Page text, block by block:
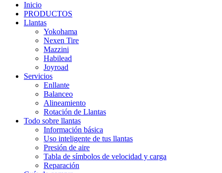
Inicio
PRODUCTOS
Llantas
Yokohama
Nexen Tire
Mazzini
Habilead
Joyroad
Servicios
Enllante
Balanceo
Alineamiento
Rotación de Llantas
Todo sobre llantas
Información básica
Uso inteligente de tus llantas
Presión de aire
Tabla de símbolos de velocidad y carga
Reparación